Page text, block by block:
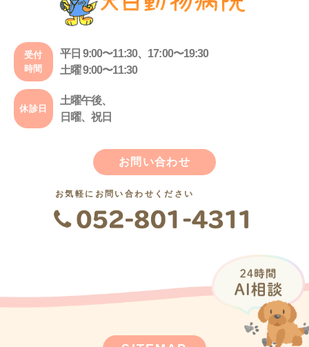
受付
時間
平日 9:00〜11:30、17:00〜19:30
土曜 9:00〜11:30
休診日
土曜午後、
日曜、祝日
お問い合わせ
お気軽にお問い合わせください